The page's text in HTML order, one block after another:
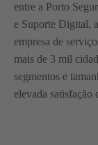
entre a Porto
e Suporte Digital,
empresa de
mais de 3 mil
segmentos e
elevada satisfação